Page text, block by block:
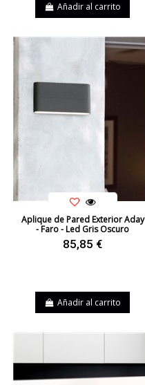
Añadir al carrito
Aplique de Pared Exterior Aday
- Faro - Led Gris Oscuro
85,85 €
Añadir al carrito